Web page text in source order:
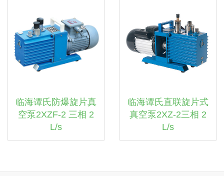
临海谭氏防爆旋片真
空泵2XZF-2 三相 2
L/s
临海谭氏直联旋片式
真空泵2XZ-2三相 2
L/s